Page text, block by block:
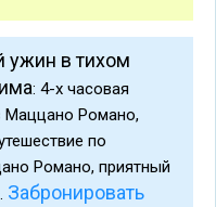
ужин в тихом
: 4-х часовая
Маццано Романо,
по
Романо, приятный
Забронировать